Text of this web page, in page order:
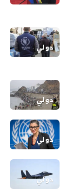
دولي
دولي
دولي
دولي